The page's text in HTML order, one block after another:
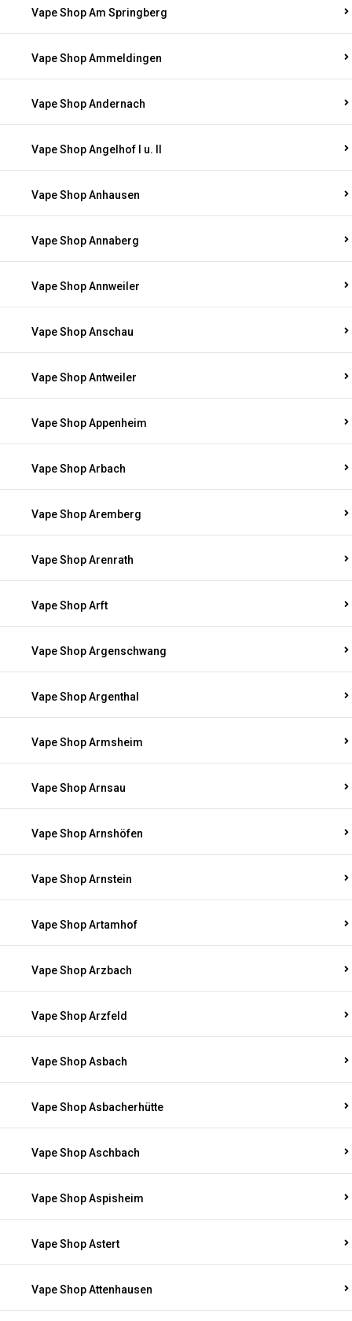
Vape Shop Am Springberg
Vape Shop Ammeldingen
Vape Shop Andernach
Vape Shop Angelhof I u. II
Vape Shop Anhausen
Vape Shop Annaberg
Vape Shop Annweiler
Vape Shop Anschau
Vape Shop Antweiler
Vape Shop Appenheim
Vape Shop Arbach
Vape Shop Aremberg
Vape Shop Arenrath
Vape Shop Arft
Vape Shop Argenschwang
Vape Shop Argenthal
Vape Shop Armsheim
Vape Shop Arnsau
Vape Shop Arnshöfen
Vape Shop Arnstein
Vape Shop Artamhof
Vape Shop Arzbach
Vape Shop Arzfeld
Vape Shop Asbach
Vape Shop Asbacherhütte
Vape Shop Aschbach
Vape Shop Aspisheim
Vape Shop Astert
Vape Shop Attenhausen